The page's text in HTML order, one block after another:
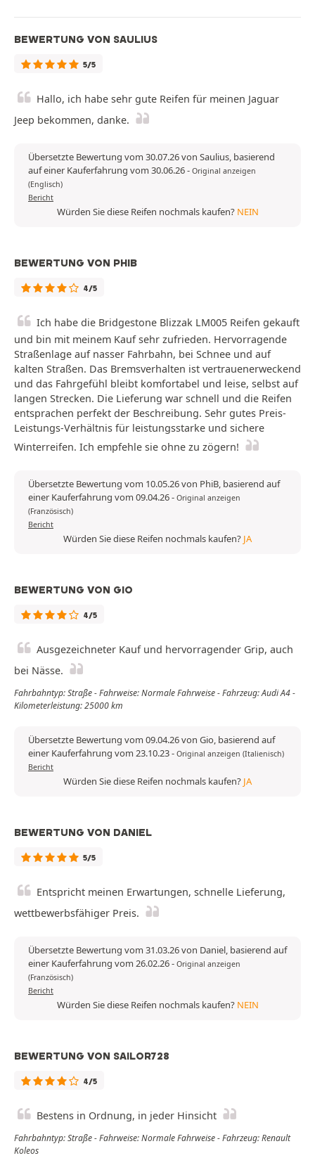
BEWERTUNG VON SAULIUS
5/5
Hallo, ich habe sehr gute Reifen für meinen Jaguar
Jeep bekommen, danke.
Übersetzte Bewertung vom 30.07.26 von Saulius, basierend
auf einer Kauferfahrung vom 30.06.26- Original anzeigen
(Englisch)
Bericht
Würden Sie diese Reifen nochmals kaufen? NEIN
BEWERTUNG VON PHIB
4/5
Ich habe die Bridgestone Blizzak LM005 Reifen gekauft
und bin mit meinem Kauf sehr zufrieden. Hervorragende
Straßenlage auf nasser Fahrbahn, bei Schnee und auf
kalten Straßen. Das Bremsverhalten ist vertrauenerweckend
und das Fahrgefühl bleibt komfortabel und leise, selbst auf
langen Strecken. Die Lieferung war schnell und die Reifen
entsprachen perfekt der Beschreibung. Sehr gutes Preis-
Leistungs-Verhältnis für leistungsstarke und sichere
Winterreifen. Ich empfehle sie ohne zu zögern!
Übersetzte Bewertung vom 10.05.26 von PhiB, basierend auf
einer Kauferfahrung vom 09.04.26- Original anzeigen
(Französisch)
Bericht
Würden Sie diese Reifen nochmals kaufen? JA
BEWERTUNG VON GIO
4/5
Ausgezeichneter Kauf und hervorragender Grip, auch
bei Nässe.
Fahrbahntyp: Straße - Fahrweise: Normale Fahrweise - Fahrzeug: Audi A4 -
Kilometerleistung: 25000 km
Übersetzte Bewertung vom 09.04.26 von Gio, basierend auf
einer Kauferfahrung vom 23.10.23- Original anzeigen (Italienisch)
Bericht
Würden Sie diese Reifen nochmals kaufen? JA
BEWERTUNG VON DANIEL
5/5
Entspricht meinen Erwartungen, schnelle Lieferung,
wettbewerbsfähiger Preis.
Übersetzte Bewertung vom 31.03.26 von Daniel, basierend auf
einer Kauferfahrung vom 26.02.26- Original anzeigen
(Französisch)
Bericht
Würden Sie diese Reifen nochmals kaufen? NEIN
BEWERTUNG VON SAILOR728
4/5
Bestens in Ordnung, in jeder Hinsicht
Fahrbahntyp: Straße - Fahrweise: Normale Fahrweise - Fahrzeug: Renault
Koleos